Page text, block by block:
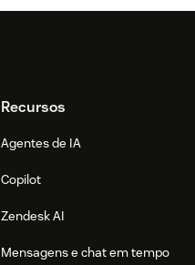
Recursos
Agentes de IA
Copilot
Zendesk AI
Mensagens e chat em tempo